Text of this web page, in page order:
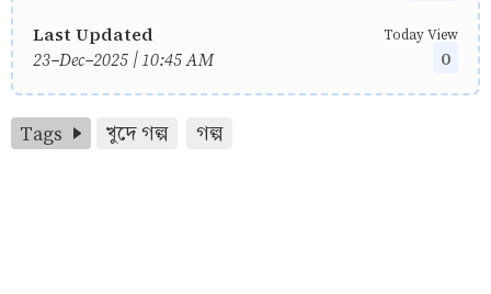
Last Updated
23-Dec-2025 | 10:45 AM
Today View
0
Tags খুদে গল্প গল্প